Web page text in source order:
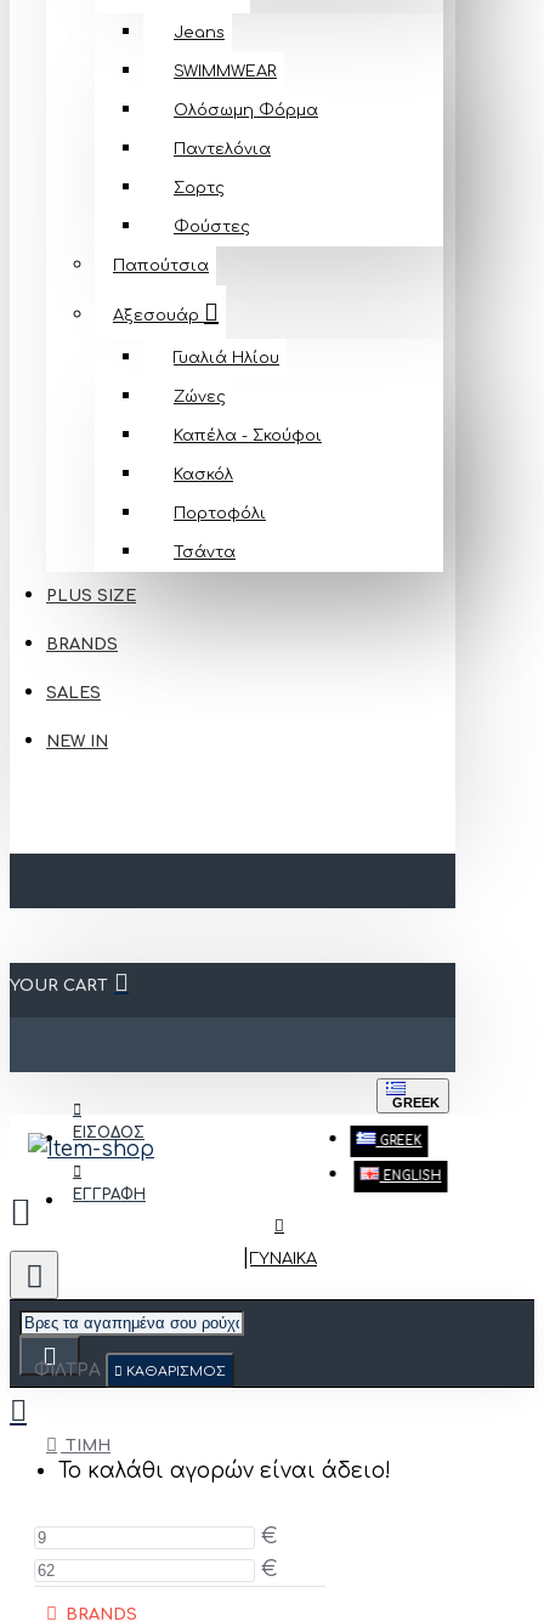
Jeans
SWIMMWEAR
Ολόσωμη Φόρμα
Παντελόνια
Σορτς
Φούστες
Παπούτσια
Αξεσουάρ
Γυαλιά Ηλίου
Ζώνες
Καπέλα - Σκούφοι
Κασκόλ
Πορτοφόλι
Τσάντα
PLUS SIZE
BRANDS
SALES
NEW IN
YOUR CART
ΕΙΣΟΔΟΣ
ΕΓΓΡΑΦΗ
GREEK
GREEK
ENGLISH
Το καλάθι αγορών είναι άδειο!
ΓΥΝΑΙΚΑ
ΦΙΛΤΡΑ ΚΑΘΑΡΙΣΜΟΣ
ΤΙΜΗ
€
€
BRANDS